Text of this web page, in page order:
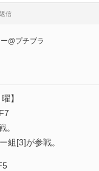
返信
@プチブラ
】
。
組[3]が参戦。